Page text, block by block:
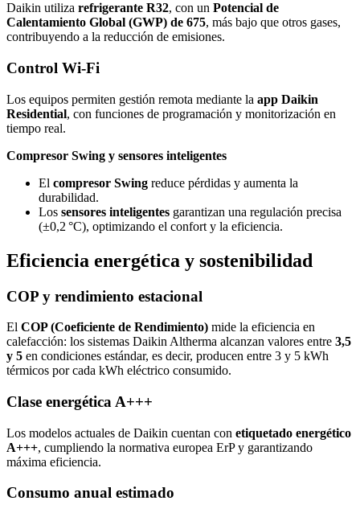
Daikin utiliza refrigerante R32, con un Potencial de
Calentamiento Global (GWP) de 675, más bajo que otros gases,
contribuyendo a la reducción de emisiones.
Control Wi‑Fi
Los equipos permiten gestión remota mediante la app Daikin
Residential, con funciones de programación y monitorización en
tiempo real.
Compresor Swing y sensores inteligentes
El compresor Swing reduce pérdidas y aumenta la
durabilidad.
Los sensores inteligentes garantizan una regulación precisa
(±0,2 °C), optimizando el confort y la eficiencia.
Eficiencia energética y sostenibilidad
COP y rendimiento estacional
El COP (Coeficiente de Rendimiento) mide la eficiencia en
calefacción: los sistemas Daikin Altherma alcanzan valores entre 3,5
y 5 en condiciones estándar, es decir, producen entre 3 y 5 kWh
térmicos por cada kWh eléctrico consumido.
Clase energética A+++
Los modelos actuales de Daikin cuentan con etiquetado energético
A+++, cumpliendo la normativa europea ErP y garantizando
máxima eficiencia.
Consumo anual estimado